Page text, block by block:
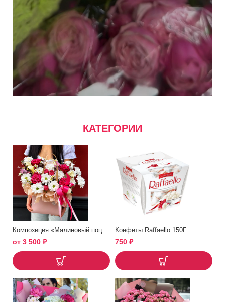
КАТЕГОРИИ
от 3 500 ₽
Конфеты Raffaello 150Г
750 ₽